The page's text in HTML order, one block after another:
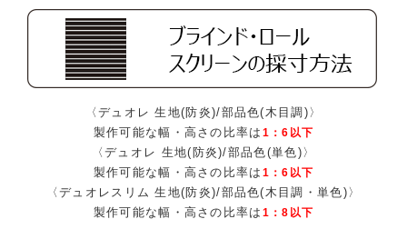
〈デュオレ 生地(防炎)/部品色(木目調)〉
製作可能な幅・高さの比率は 1：6以下
〈デュオレ 生地(防炎)/部品色(単色)〉
製作可能な幅・高さの比率は 1：6以下
〈デュオレスリム 生地(防炎)/部品色(木目調・単色)〉
製作可能な幅・高さの比率は 1：8以下